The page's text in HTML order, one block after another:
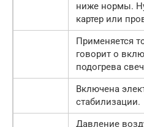
ниже нормы.
картер или
Применяется
говорит о
подогрева
Включена
стабилизации.
Давление